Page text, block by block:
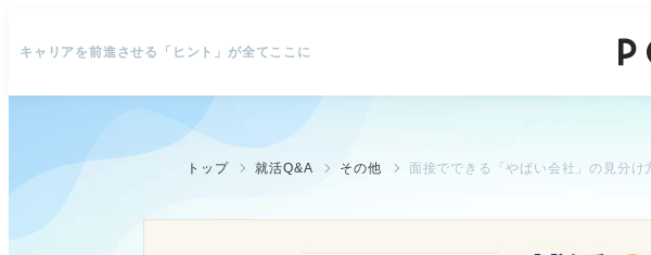
キャリアを前進させる「ヒント」が全てここに
トップ 就活Q&A その他 面接でできる「やばい会社」の見分け